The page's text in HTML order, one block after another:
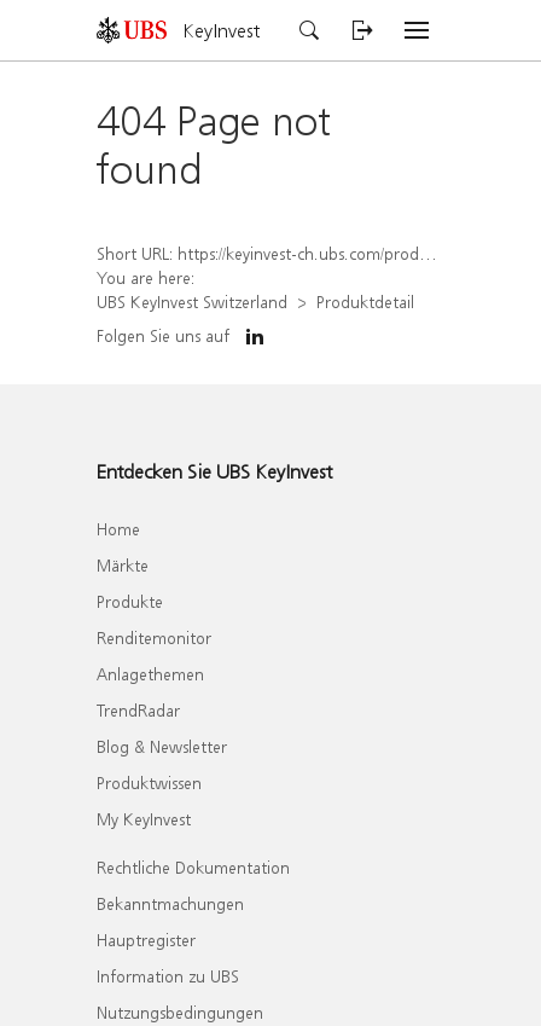
KeyInvest
404 Page not
found
Short URL: https://keyinvest-ch.ubs.com/produkt/detail/index/isin/CH1564684525
You are here:
UBS KeyInvest Switzerland
Produktdetail
Folgen Sie uns auf
Entdecken Sie UBS KeyInvest
Home
Märkte
Produkte
Renditemonitor
Anlagethemen
TrendRadar
Blog & Newsletter
Produktwissen
My KeyInvest
Rechtliche Dokumentation
Bekanntmachungen
Hauptregister
Information zu UBS
Nutzungsbedingungen